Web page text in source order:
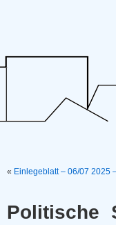
« Einlegeblatt – 06/07 2025
Politische